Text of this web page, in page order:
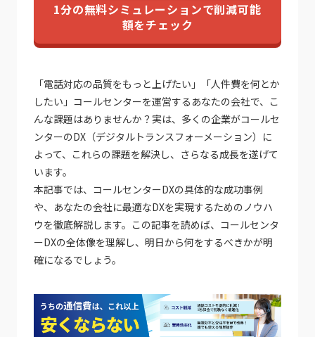
1分の無料シミュレーションで削減可能
額をチェック
「電話対応の品質をもっと上げたい」「人件費を何とか
したい」コールセンターを運営するあなたの会社で、こ
んな課題はありませんか？実は、多くの企業がコールセ
ンターのDX（デジタルトランスフォーメーション）に
よって、これらの課題を解決し、さらなる成長を遂げて
います。
本記事では、コールセンターDXの具体的な成功事例
や、あなたの会社に最適なDXを実現するためのノウハ
ウを徹底解説します。この記事を読めば、コールセンタ
ーDXの全体像を理解し、明日から何をするべきかが明
確になるでしょう。